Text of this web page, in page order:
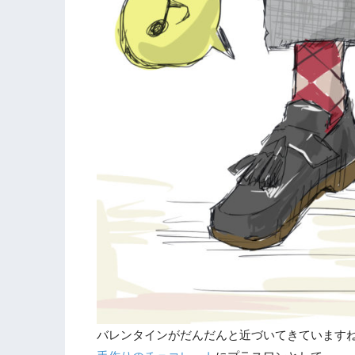
バレンタインがだんだんと近づいてきています